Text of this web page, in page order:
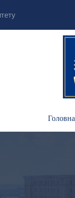
Головна